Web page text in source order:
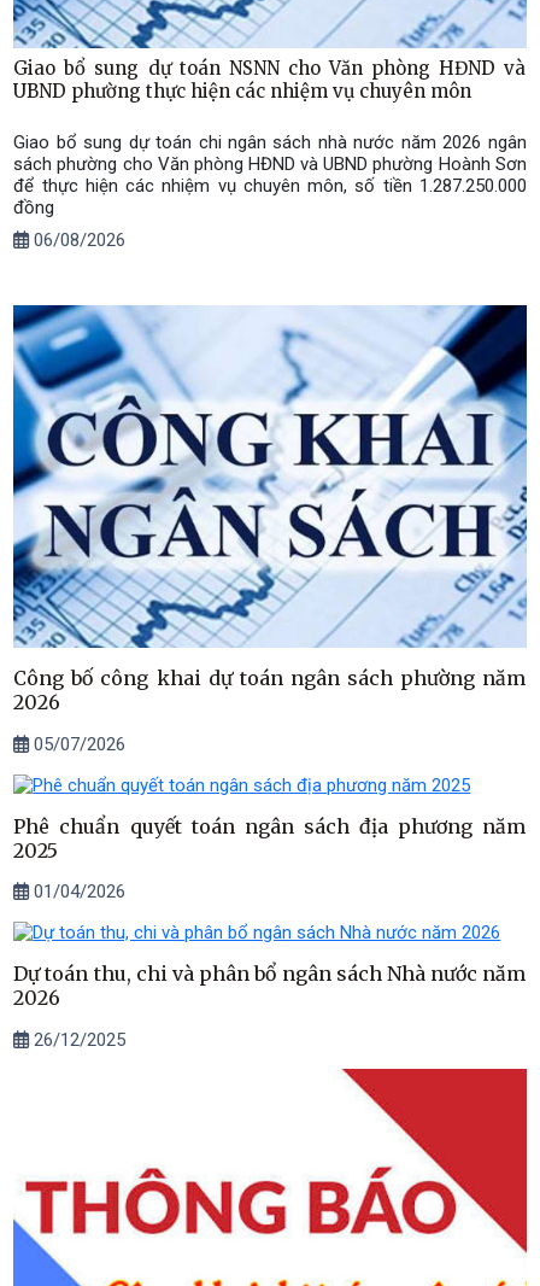
Giao bổ sung dự toán NSNN cho Văn phòng HĐND và
UBND phường thực hiện các nhiệm vụ chuyên môn
Giao bổ sung dự toán chi ngân sách nhà nước năm 2026 ngân
sách phường cho Văn phòng HĐND và UBND phường Hoành Sơn
để thực hiện các nhiệm vụ chuyên môn, số tiền 1.287.250.000
đồng
06/08/2026
Công bố công khai dự toán ngân sách phường năm
2026
05/07/2026
Phê chuẩn quyết toán ngân sách địa phương năm
2025
01/04/2026
Dự toán thu, chi và phân bổ ngân sách Nhà nước năm
2026
26/12/2025